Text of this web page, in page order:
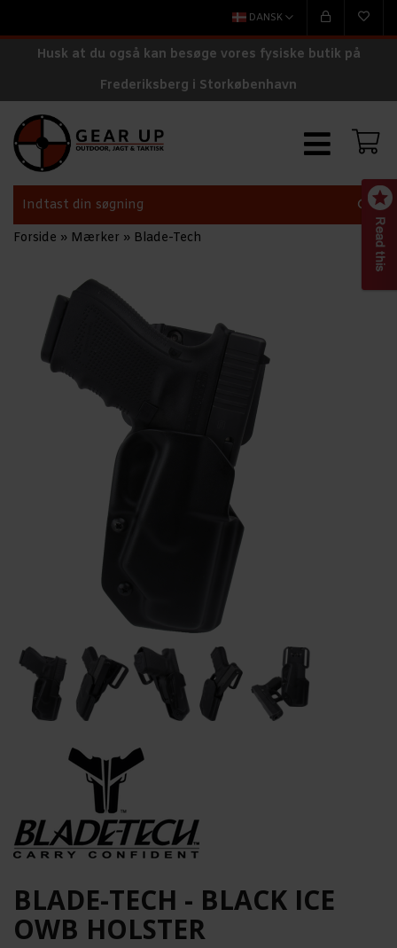
DANSK
Husk at du også kan besøge vores fysiske butik på
Frederiksberg i Storkøbenhavn
Forside » Mærker » Blade-Tech
BLADE-TECH - BLACK ICE
OWB HOLSTER